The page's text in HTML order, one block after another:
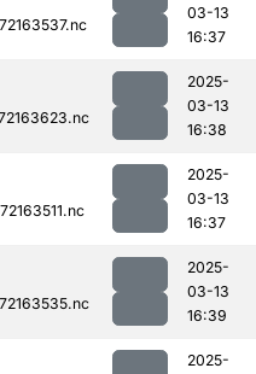
03-13
16:37
2025-
03-13
16:38
2025-
03-13
16:37
2025-
03-13
16:39
2025-